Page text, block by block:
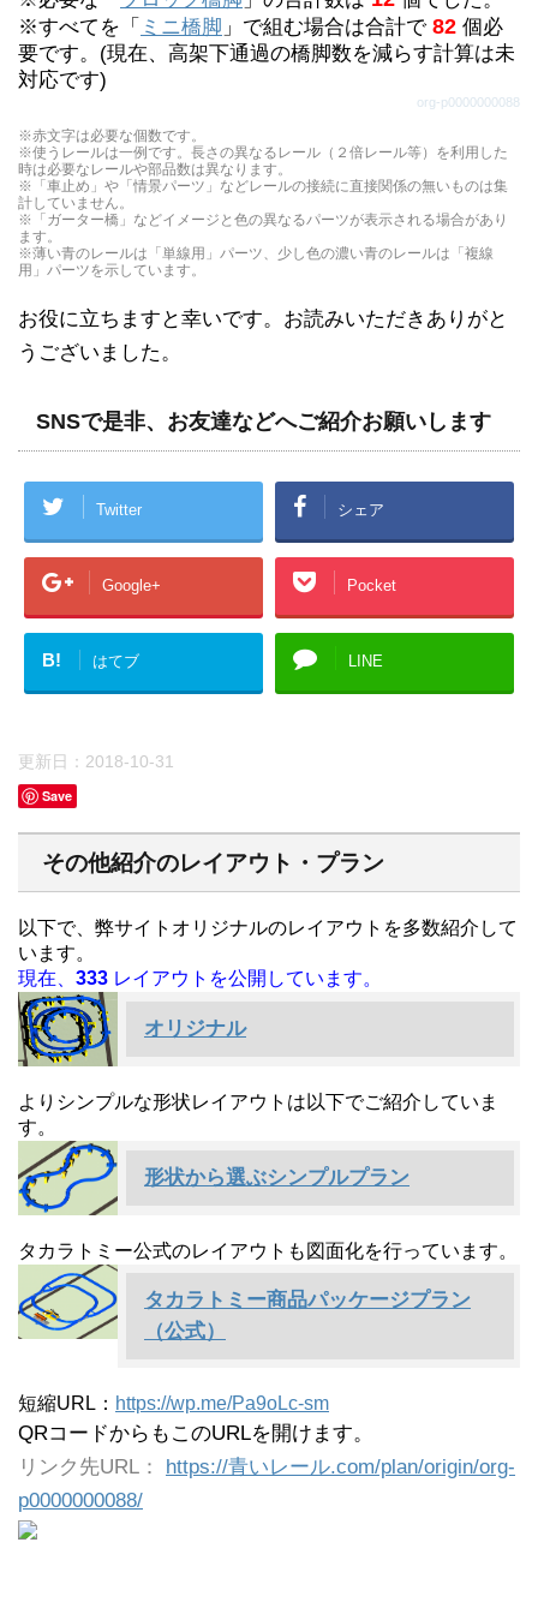
で表示しています。）
ブロック橋脚の代わりになります。（重ねた個数別
で表示しています。）
※すべてを「 ミニ橋脚 」で組む場合は合計で 82 個必
要です。(現在、高架下通過の橋脚数を減らす計算は未
対応です)
org-p0000000088
※赤文字は必要な個数です。
※使うレールは一例です。長さの異なるレール（２倍レール等）を利用した
時は必要なレールや部品数は異なります。
※「車止め」や「情景パーツ」などレールの接続に直接関係の無いものは集
計していません。
※「ガーター橋」などイメージと色の異なるパーツが表示される場合があり
ます。
※薄い青のレールは「単線用」パーツ、少し色の濃い青のレールは「複線
用」パーツを示しています。
お役に立ちますと幸いです。お読みいただきありがと
うございました。
SNSで是非、お友達などへご紹介お願いします
Twitter シェア
Google+ Pocket
B! はてブ LINE
更新日： 2018-10-31
Save
その他紹介のレイアウト・プラン
以下で、弊サイトオリジナルのレイアウトを多数紹介して
います。
現在、 333 レイアウトを公開しています。
オリジナル
よりシンプルな形状レイアウトは以下でご紹介していま
す。
形状から選ぶシンプルプラン
タカラトミー公式のレイアウトも図面化を行っています。
タカラトミー商品パッケージプラン
（公式）
短縮URL： https://wp.me/Pa9oLc-sm
QRコードからもこのURLを開けます。
リンク先URL： https://青いレール.com/plan/origin/org-
p0000000088/